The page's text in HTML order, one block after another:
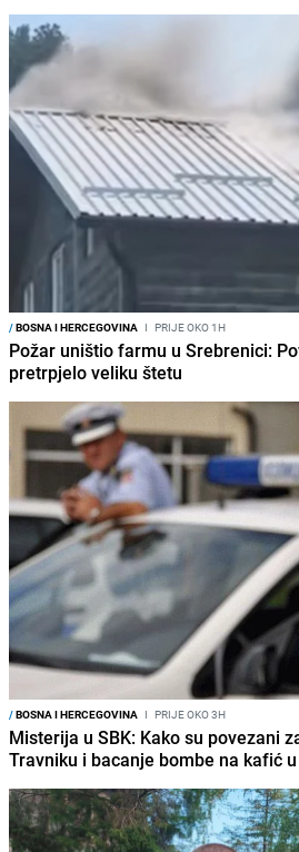
/BOSNA I HERCEGOVINA I PRIJE OKO 1H
Požar uništio farmu u Srebrenici:
pretrpjelo veliku štetu
/BOSNA I HERCEGOVINA I PRIJE OKO 3H
Misterija u SBK: Kako su povezani
Travniku i bacanje bombe na kafić